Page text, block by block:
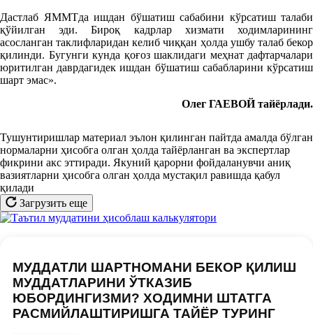
Дастлаб ЯММТда ишдан бўшатиш сабабини кўрсатиш талаби
қўйилган эди. Бироқ кадрлар хизмати ходимларининг
асосланган таклифларидан келиб чиққан ҳолда ушбу талаб бекор
қилинди. Бугунги кунда қоғоз шаклидаги меҳнат дафтарчалари
юритилган даврдагидек ишдан бўшатиш сабабларини кўрсатиш
шарт эмас».
Олег ГАЕВОЙ тайёрлади.
Тушунтиришлар материал эълон қилинган пайтда амалда бўлган
нормаларни ҳисобга олган ҳолда тайёрланган ва экспертлар
фикрини акс эттиради. Якуний қарорни фойдаланувчи аниқ
вазиятларни ҳисобга олган ҳолда мустақил равишда қабул
қилади
Загрузить еще
МУДДАТЛИ ШАРТНОМАНИ БЕКОР ҚИЛИШ
МУДДАТЛАРИНИ ЎТКАЗИБ
ЮБОРДИНГИЗМИ? ХОДИМНИ ШТАТГА
РАСМИЙЛАШТИРИШГА ТАЙЁР ТУРИНГ